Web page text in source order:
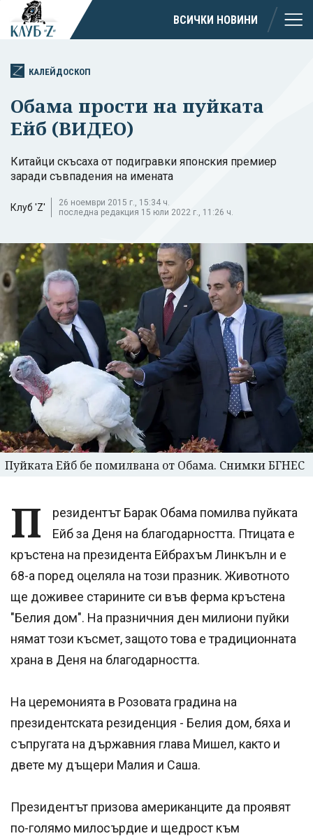
ВСИЧКИ НОВИНИ
КАЛЕЙДОСКОП
Обама прости на пуйката
Ейб (ВИДЕО)
Китайци скъсаха от подигравки японския премиер
заради съвпадения на имената
Клуб 'Z'
26 ноември 2015 г., 15:34 ч.
последна редакция 15 юли 2022 г., 11:26 ч.
Пуйката Ейб бе помилвана от Обама. Снимки БГНЕС
П
резидентът Барак Обама помилва пуйката
Ейб за Деня на благодарността. Птицата е
кръстена на президента Ейбрахъм Линкълн и е
68-а поред оцеляла на този празник. Животното
ще доживее старините си във ферма кръстена
"Белия дом". На празничния ден милиони пуйки
нямат този късмет, защото това е традиционната
храна в Деня на благодарността.
На церемонията в Розовата градина на
президентската резиденция - Белия дом, бяха и
съпругата на държавния глава Мишел, както и
двете му дъщери Малия и Саша.
Президентът призова американците да проявят
по-голямо милосърдие и щедрост към